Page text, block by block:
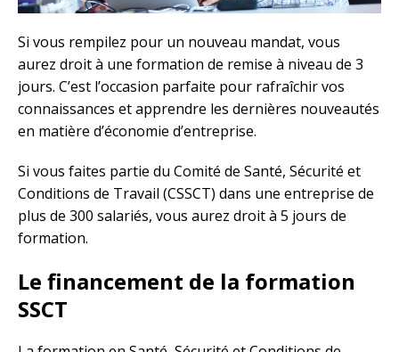
Si vous rempilez pour un nouveau mandat, vous
aurez droit à une formation de remise à niveau de 3
jours. C’est l’occasion parfaite pour rafraîchir vos
connaissances et apprendre les dernières nouveautés
en matière d’économie d’entreprise.
Si vous faites partie du Comité de Santé, Sécurité et
Conditions de Travail (CSSCT) dans une entreprise de
plus de 300 salariés, vous aurez droit à 5 jours de
formation.
Le financement de la formation
SSCT